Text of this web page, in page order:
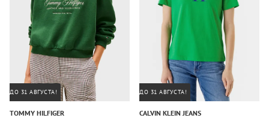
ДО 31 АВГУСТА!
TOMMY HILFIGER
ДО 31 АВГУСТА!
CALVIN KLEIN JEANS